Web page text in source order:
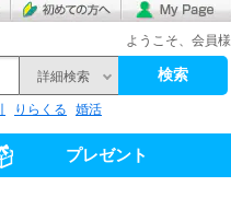
ようこそ、会員様
詳細検索 検索
りらくる 婚活
プレゼント